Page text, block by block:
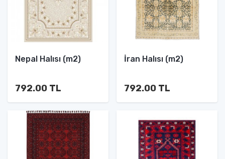
Nepal Halısı (m2)
792.00 TL
İran Halısı (m2)
792.00 TL